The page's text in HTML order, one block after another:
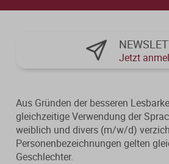
Jetzt
Aus Gründen der besseren
gleichzeitige Verwendung der
weiblich und divers (m/w/d)
Personenbezeichnungen gelten
Geschlechter.